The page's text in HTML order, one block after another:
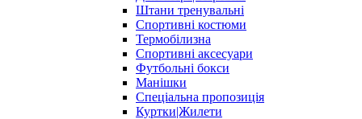
Штани тренувальні
Спортивні костюми
Термобілизна
Спортивні аксесуари
Футбольні бокси
Манішки
Спеціальна пропозиція
Куртки|Жилети